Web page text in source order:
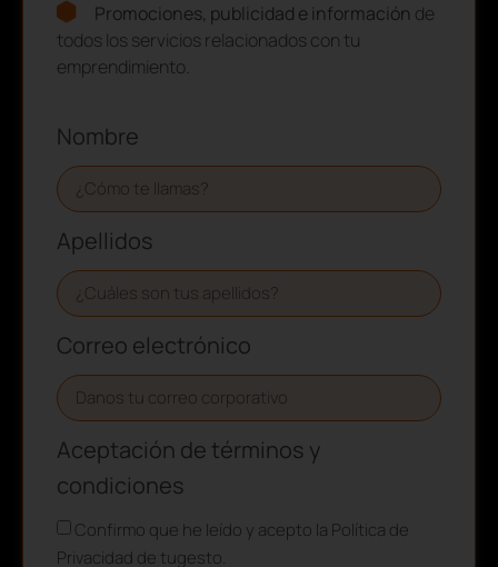
Promociones, publicidad e información de
todos los servicios relacionados con tu
emprendimiento.
Nombre
Apellidos
Correo electrónico
Aceptación de términos y
condiciones
Confirmo que he leído y acepto la Política de
Privacidad de tugesto.